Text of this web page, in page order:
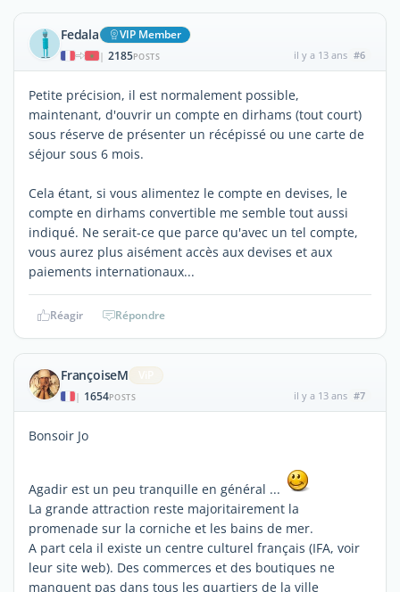
Fedala VIP Member
| 2185POSTS il y a 13 ans #6
Petite précision, il est normalement possible,
maintenant, d'ouvrir un compte en dirhams (tout court)
sous réserve de présenter un récépissé ou une carte de
séjour sous 6 mois.
Cela étant, si vous alimentez le compte en devises, le
compte en dirhams convertible me semble tout aussi
indiqué. Ne serait-ce que parce qu'avec un tel compte,
vous aurez plus aisément accès aux devises et aux
paiements internationaux...
Réagir Répondre
FrançoiseM
| 1654POSTS il y a 13 ans #7
Bonsoir Jo
Agadir est un peu tranquille en général ...
La grande attraction reste majoritairement la
promenade sur la corniche et les bains de mer.
A part cela il existe un centre culturel français (IFA, voir
leur site web). Des commerces et des boutiques ne
manquent pas dans tous les quartiers de la ville